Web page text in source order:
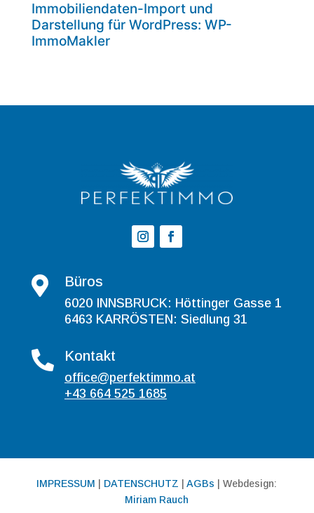
Immobiliendaten-Import und
Darstellung für WordPress: WP-
ImmoMakler
 Büros
6020 INNSBRUCK: Höttinger Gasse 1
6463 KARRÖSTEN: Siedlung 31
 Kontakt
office@perfektimmo.at
+43 664 525 1685
IMPRESSUM DATENSCHUTZ |AGBs | Webdesign:
Miriam Rauch